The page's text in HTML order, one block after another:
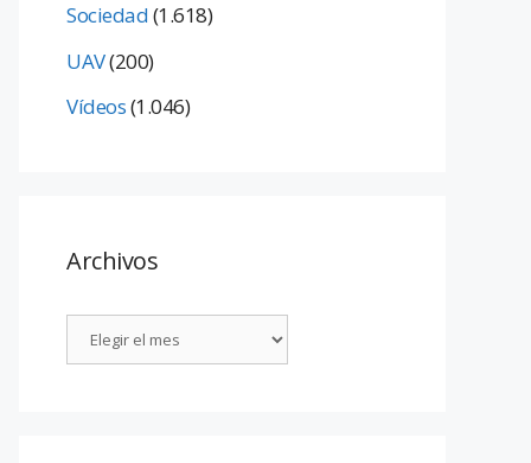
Sociedad(1.618)
UAV(200)
Vídeos(1.046)
Archivos